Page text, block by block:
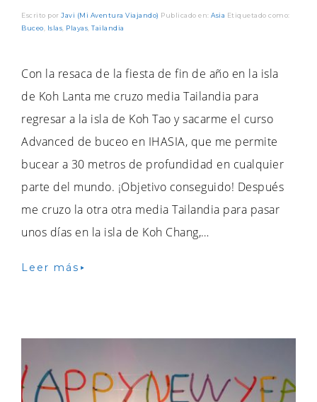
Escrito por Javi (Mi Aventura Viajando) Publicado en: Asia Etiquetado como:
Buceo, Islas, Playas, Tailandia
Con la resaca de la fiesta de fin de año en la isla
de Koh Lanta me cruzo media Tailandia para
regresar a la isla de Koh Tao y sacarme el curso
Advanced de buceo en IHASIA, que me permite
bucear a 30 metros de profundidad en cualquier
parte del mundo. ¡Objetivo conseguido! Después
me cruzo la otra otra media Tailandia para pasar
unos días en la isla de Koh Chang,…
Leer más